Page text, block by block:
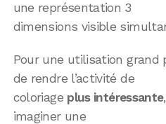
une représentation 3
dimensions visible
Pour une utilisation
de rendre l’activité de
coloriage plus intéressante
imaginer une